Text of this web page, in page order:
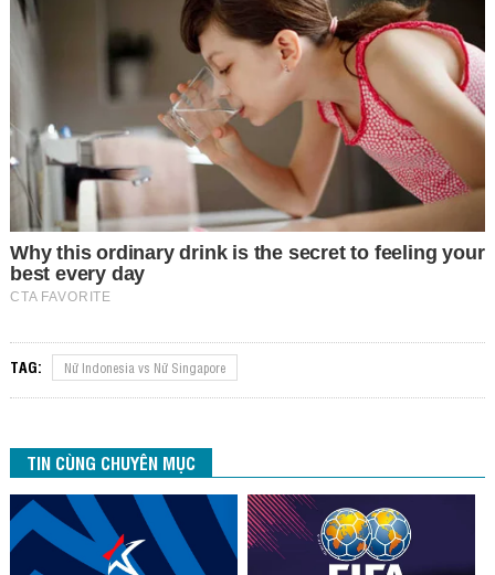
TAG: Nữ Indonesia vs Nữ Singapore
TIN CÙNG CHUYÊN MỤC